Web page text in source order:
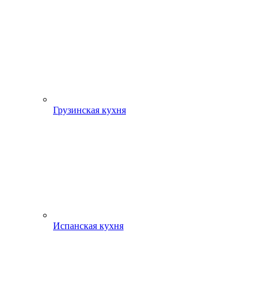
Грузинская кухня
Испанская кухня